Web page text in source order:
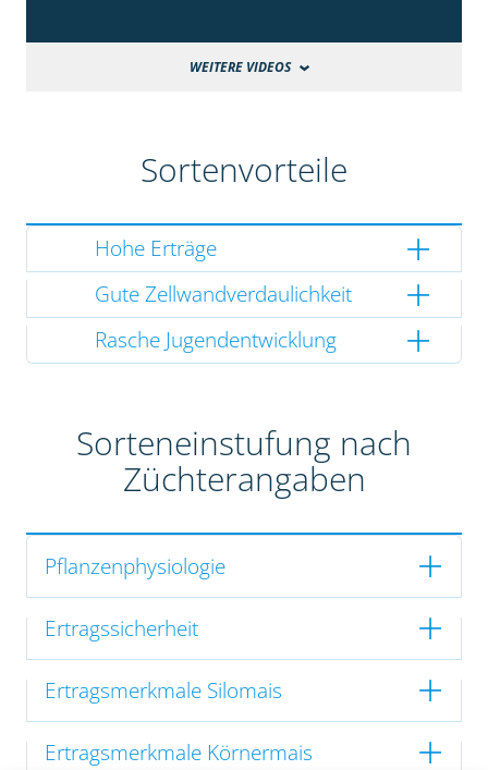
WEITERE VIDEOS
Sortenvorteile
Hohe Erträge
Gute Zellwandverdaulichkeit
Rasche Jugendentwicklung
Sorteneinstufung nach
Züchterangaben
Pflanzenphysiologie
Ertragssicherheit
Ertragsmerkmale Silomais
Ertragsmerkmale Körnermais